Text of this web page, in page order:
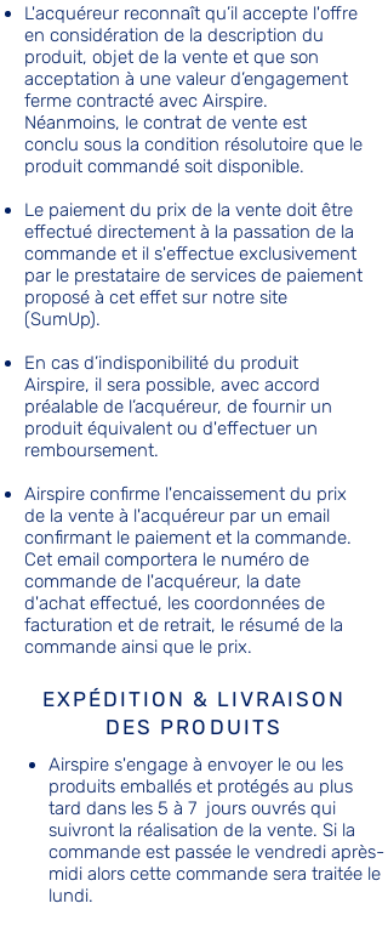
L'acquéreur reconnaît qu’il accepte l'offre
en considération de la description du
produit, objet de la vente et que son
acceptation à une valeur d’engagement
ferme contracté avec Airspire.
Néanmoins, le contrat de vente est
conclu sous la condition résolutoire que le
produit commandé soit disponible.
Le paiement du prix de la vente doit être
effectué directement à la passation de la
commande et il s'effectue exclusivement
par le prestataire de services de paiement
proposé à cet effet sur notre site
(SumUp).
En cas d’indisponibilité du produit
Airspire, il sera possible, avec accord
préalable de l’acquéreur, de fournir un
produit équivalent ou d'effectuer un
remboursement.
Airspire confirme l'encaissement du prix
de la vente à l'acquéreur par un email
confirmant le paiement et la commande.
Cet email comportera le numéro de
commande de l'acquéreur, la date
d'achat effectué, les coordonnées de
facturation et de retrait, le résumé de la
commande ainsi que le prix.
EXPÉDITION & LIVRAISON
DES PRODUITS
Airspire s'engage à envoyer le ou les
produits emballés et protégés au plus
tard dans les 5 à 7 jours ouvrés qui
suivront la réalisation de la vente. Si la
commande est passée le vendredi après-
midi alors cette commande sera traitée le
lundi.